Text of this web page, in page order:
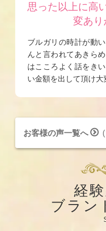
思った以上に高
変あり
ブルガリの時計が動
んと言われてあきら
はこころよく話をき
い金額を出して頂け大
お客様の声一覧へ  (
経
ブラン